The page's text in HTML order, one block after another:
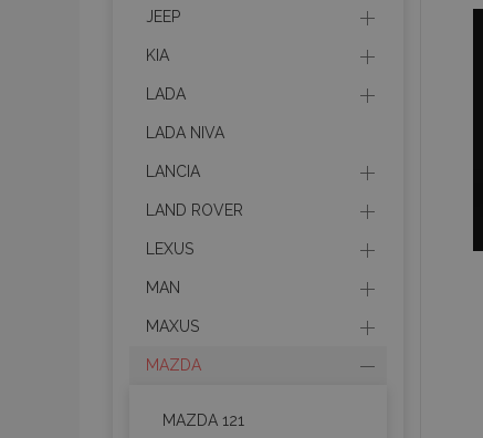
JEEP
KIA
LADA
LADA NIVA
LANCIA
LAND ROVER
LEXUS
MAN
MAXUS
MAZDA
MAZDA 121